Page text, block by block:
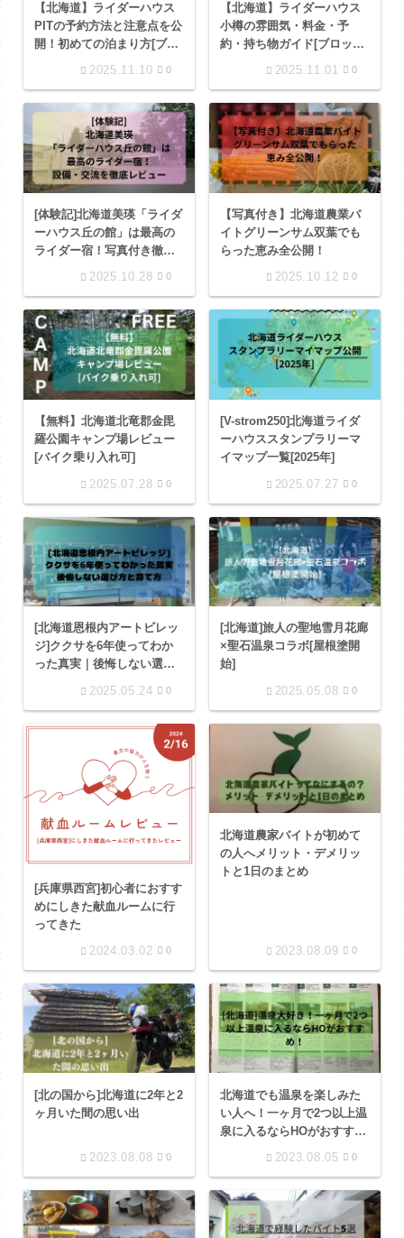
【北海道】ライダーハウス
PITの予約方法と注意点を公
開！初めての泊まり方[ブロ
2025.11.10 0
【北海道】ライダーハウス
小樽の雰囲気・料金・予
約・持ち物ガイド[ブロック
2025.11.01 0
[体験記]北海道美瑛「ライダ
ーハウス丘の館」は最高の
ライダー宿！写真付き徹底
レビュー[ブロック１]
2025.10.28 0
【写真付き】北海道農業バ
イトグリーンサム双葉でも
らった恵み全公開！
2025.10.12
0
【無料】北海道北竜郡金毘
羅公園キャンプ場レビュー
[バイク乗り入れ可]
2025.07.28
0
[V-strom250]北海道ライダ
ーハウススタンプラリーマ
イマップ一覧[2025年]
2025.07.27
0
[北海道恩根内アートビレッ
ジ]ククサを6年使ってわか
った真実｜後悔しない選び
2025.05.24 0
[北海道]旅人の聖地雪月花廊
×聖石温泉コラボ[屋根塗開
始]
2025.05.08
0
[兵庫県西宮]初心者におすす
めにしきた献血ルームに行
ってきた
2024.03.02
0
北海道農家バイトが初めて
の人へメリット・デメリッ
トと1日のまとめ
2023.08.09 0
[北の国から]北海道に2年と2
ヶ月いた間の思い出
2023.08.08 0
北海道でも温泉を楽しみた
い人へ！一ヶ月で2つ以上温
泉に入るならHOがおすす
2023.08.05 0